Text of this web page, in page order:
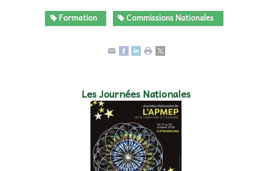
Formation Commissions Nationales
Les Journées Nationales